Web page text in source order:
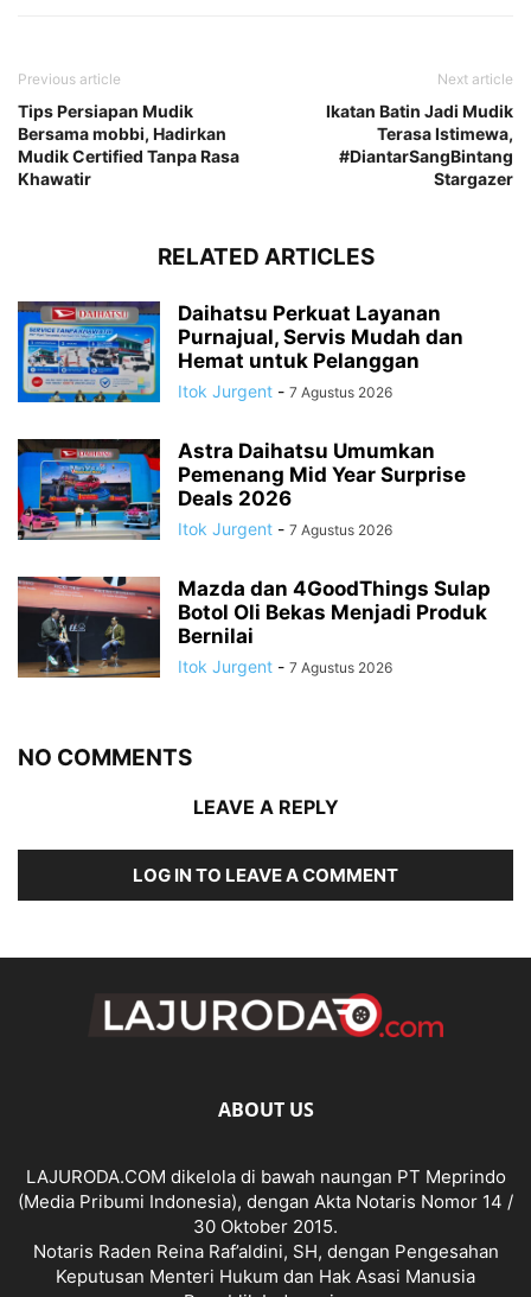
Previous article
Tips Persiapan Mudik
Bersama mobbi, Hadirkan
Mudik Certified Tanpa Rasa
Khawatir
Next article
Ikatan Batin Jadi Mudik
Terasa Istimewa,
#DiantarSangBintang
Stargazer
RELATED ARTICLES
Daihatsu Perkuat Layanan
Purnajual, Servis Mudah dan
Hemat untuk Pelanggan
Itok Jurgent - 7 Agustus 2026
Astra Daihatsu Umumkan
Pemenang Mid Year Surprise
Deals 2026
Itok Jurgent - 7 Agustus 2026
Mazda dan 4GoodThings Sulap
Botol Oli Bekas Menjadi Produk
Bernilai
Itok Jurgent - 7 Agustus 2026
NO COMMENTS
LEAVE A REPLY
LOG IN TO LEAVE A COMMENT
ABOUT US
LAJURODA.COM dikelola di bawah naungan PT Meprindo
(Media Pribumi Indonesia), dengan Akta Notaris Nomor 14 /
30 Oktober 2015.
Notaris Raden Reina Raf’aldini, SH, dengan Pengesahan
Keputusan Menteri Hukum dan Hak Asasi Manusia